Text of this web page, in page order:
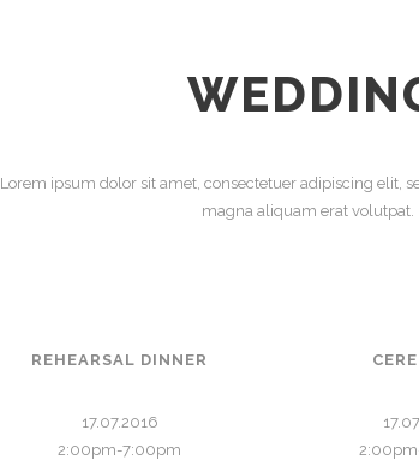
Lorem ipsum dolor sit amet, consectetuer adipiscing elit,
magna aliquam erat
REHEARSAL DINNER
17.07.2016
2:00pm-7:00pm